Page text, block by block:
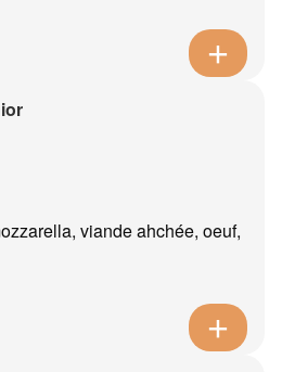
viande ahchée, oeuf,